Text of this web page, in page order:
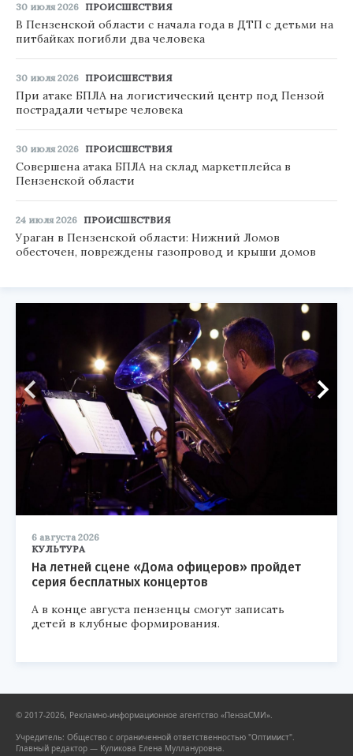
30 июля 2026 ПРОИСШЕСТВИЯ
В Пензенской области с начала года в ДТП с детьми на
питбайках погибли два человека
30 июля 2026 ПРОИСШЕСТВИЯ
При атаке БПЛА на логистический центр под Пензой
пострадали четыре человека
30 июля 2026 ПРОИСШЕСТВИЯ
Совершена атака БПЛА на склад маркетплейса в
Пензенской области
24 июля 2026 ПРОИСШЕСТВИЯ
Ураган в Пензенской области: Нижний Ломов
обесточен, повреждены газопровод и крыши домов
6 августа 2026
КУЛЬТУРА
На летней сцене «Дома офицеров» пройдет
серия бесплатных концертов
А в конце августа пензенцы смогут записать
детей в клубные формирования.
© 2017-2026, Рекламно-информационное агентство «ПензаСМИ».
Учредитель: Общество с ограниченной ответственностью "Оптимист".
Главный редактор — Куликова Елена Муллануровна.